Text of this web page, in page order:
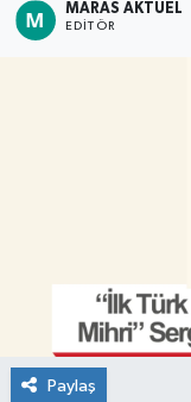
MARAS AKTUEL
EDITÖR
Paylaş